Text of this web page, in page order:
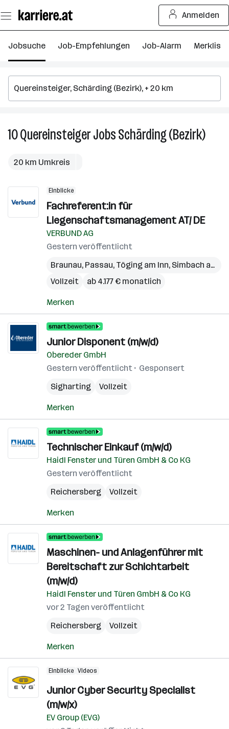
Seiteninhalt
springen
Anmelden
Jobsuche Job-Empfehlungen Job-Alarm Merkliste
10QuereinsteigerJobsSchärding (Bezirk)10
20 km Umkreis
Einblicke
Fachreferent:in für
Liegenschaftsmanagement AT/ DE
VERBUND AG
Gestern veröffentlicht
Braunau, Passau, Töging am Inn, Simbach am Inn
Vollzeit
ab 4.177 € monatlich
Merken
Junior Disponent (m/w/d)
Obereder GmbH
Gestern veröffentlicht
Gesponsert
Sigharting
Vollzeit
Merken
Technischer Einkauf (m/w/d)
Haidl Fenster und Türen GmbH & Co KG
Gestern veröffentlicht
Reichersberg
Vollzeit
Merken
Maschinen- und Anlagenführer mit
Bereitschaft zur Schichtarbeit
(m/w/d)
Haidl Fenster und Türen GmbH & Co KG
vor 2 Tagen veröffentlicht
Reichersberg
Vollzeit
Merken
Einblicke Videos
Junior Cyber Security Specialist
(m/w/x)
EV Group (EVG)